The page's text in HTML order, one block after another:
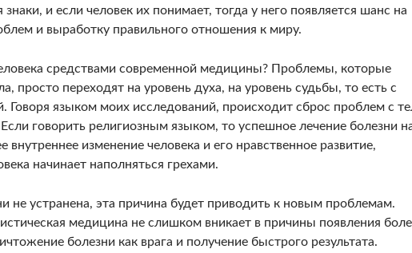
и если человек их понимает, тогда у него появляется шанс на
и выработку правильного отношения к миру.
средствами современной медицины? Проблемы, которые
просто переходят на уровень духа, на уровень судьбы, то есть с
Говоря языком моих исследований, происходит сброс проблем с
говорить религиозным языком, то успешное лечение болезни
изменение человека и его нравственное развитие,
начинает наполняться грехами.
не устранена, эта причина будет приводить к новым проблемам.
медицина не слишком вникает в причины появления
болезни как врага и получение быстрого результата.